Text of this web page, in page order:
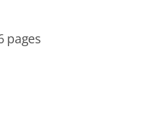
pages